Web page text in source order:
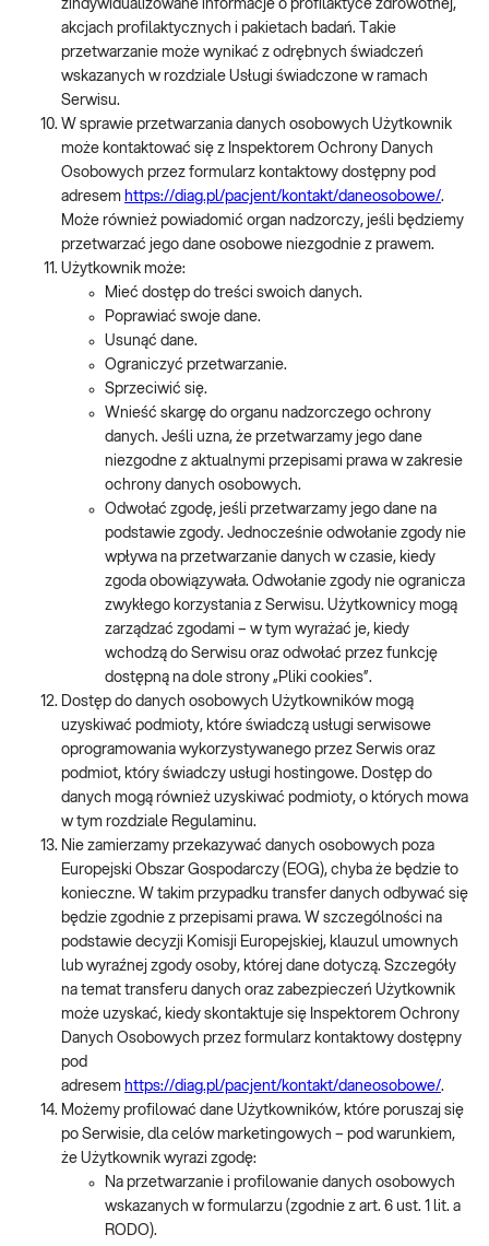
zindywidualizowane informacje o profilaktyce zdrowotnej,
akcjach profilaktycznych i pakietach badań. Takie
przetwarzanie może wynikać z odrębnych świadczeń
wskazanych w rozdziale Usługi świadczone w ramach
Serwisu.
W sprawie przetwarzania danych osobowych Użytkownik
może kontaktować się z Inspektorem Ochrony Danych
Osobowych przez formularz kontaktowy dostępny pod
adresem https://diag.pl/pacjent/kontakt/daneosobowe/.
Może również powiadomić organ nadzorczy, jeśli będziemy
przetwarzać jego dane osobowe niezgodnie z prawem.
Użytkownik może:
Mieć dostęp do treści swoich danych.
Poprawiać swoje dane.
Usunąć dane.
Ograniczyć przetwarzanie.
Sprzeciwić się.
Wnieść skargę do organu nadzorczego ochrony
danych. Jeśli uzna, że przetwarzamy jego dane
niezgodne z aktualnymi przepisami prawa w zakresie
ochrony danych osobowych.
Odwołać zgodę, jeśli przetwarzamy jego dane na
podstawie zgody. Jednocześnie odwołanie zgody nie
wpływa na przetwarzanie danych w czasie, kiedy
zgoda obowiązywała. Odwołanie zgody nie ogranicza
zwykłego korzystania z Serwisu. Użytkownicy mogą
zarządzać zgodami – w tym wyrażać je, kiedy
wchodzą do Serwisu oraz odwołać przez funkcję
dostępną na dole strony „Pliki cookies”.
Dostęp do danych osobowych Użytkowników mogą
uzyskiwać podmioty, które świadczą usługi serwisowe
oprogramowania wykorzystywanego przez Serwis oraz
podmiot, który świadczy usługi hostingowe. Dostęp do
danych mogą również uzyskiwać podmioty, o których mowa
w tym rozdziale Regulaminu.
Nie zamierzamy przekazywać danych osobowych poza
Europejski Obszar Gospodarczy (EOG), chyba że będzie to
konieczne. W takim przypadku transfer danych odbywać się
będzie zgodnie z przepisami prawa. W szczególności na
podstawie decyzji Komisji Europejskiej, klauzul umownych
lub wyraźnej zgody osoby, której dane dotyczą. Szczegóły
na temat transferu danych oraz zabezpieczeń Użytkownik
może uzyskać, kiedy skontaktuje się Inspektorem Ochrony
Danych Osobowych przez formularz kontaktowy dostępny
pod
adresem https://diag.pl/pacjent/kontakt/daneosobowe/.
Możemy profilować dane Użytkowników, które poruszaj się
po Serwisie, dla celów marketingowych – pod warunkiem,
że Użytkownik wyrazi zgodę:
Na przetwarzanie i profilowanie danych osobowych
wskazanych w formularzu (zgodnie z art. 6 ust. 1 lit. a
RODO).